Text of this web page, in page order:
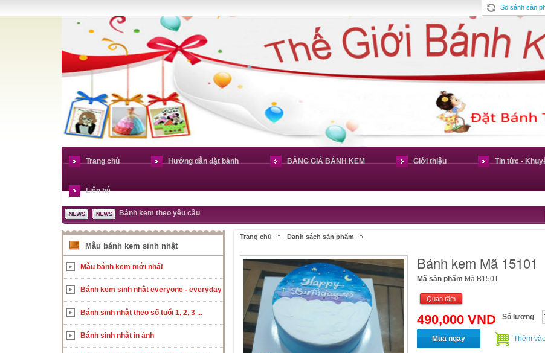
So sánh sản
Trang chủ Hướng dẫn đặt bánh BẢNG GIÁ BÁNH KEM Giới thiệu Tin tức -
Liên hệ
Bánh kem theo yêu cầu
Trang chủ Danh sách sản phẩm
Bánh kem Mã 15101
Mã sản phẩm Mã B1501
Quan tâm
490,000 VND Số lượng
Mua ngay Thêm
Mẫu bánh kem sinh nhật
Mẫu bánh kem mới nhất
Bánh kem sinh nhật everyone - everyday
Bánh sinh nhật theo số tuổi 1, 2, 3 ...
Bánh sinh nhật in ảnh